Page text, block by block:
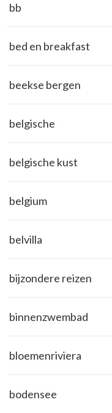
bb
bed en breakfast
beekse bergen
belgische
belgische kust
belgium
belvilla
bijzondere reizen
binnenzwembad
bloemenriviera
bodensee